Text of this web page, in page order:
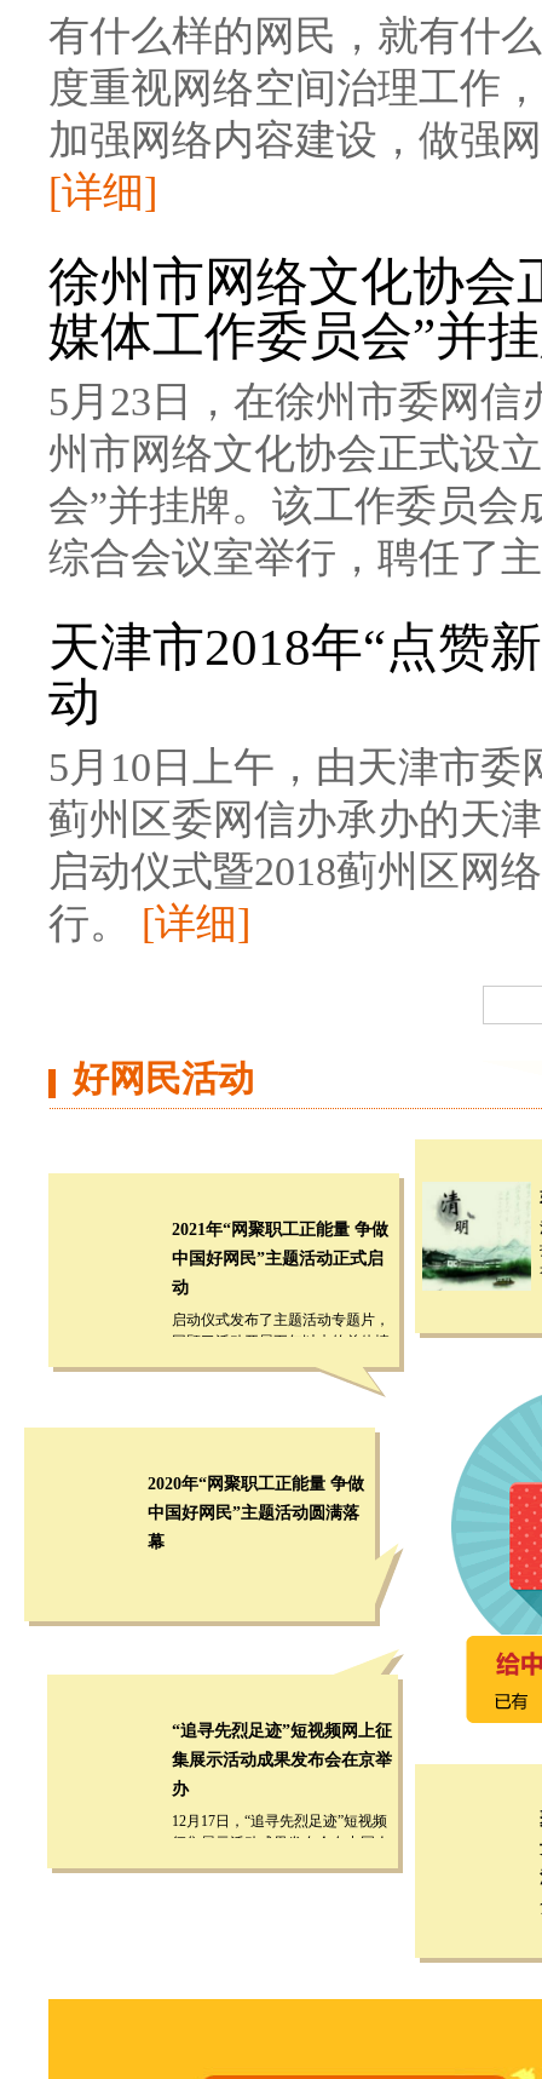
有什么样的网民，就有什
度重视网络空间治理工作
加强网络内容建设，做强
[详细]
徐州市网络文化协会
媒体工作委员会”并
5月23日，在徐州市委网
州市网络文化协会正式设
会”并挂牌。该工作委员会
综合会议室举行，聘任了
天津市2018年“点赞
动
5月10日上午，由天津市
蓟州区委网信办承办的天
启动仪式暨2018蓟州区网
行。 [详细]
好网民活动
2021年“网聚职工正能量 争做
中国好网民”主题活动正式启
动
启动仪式发布了主题活动专题片，
回顾了活动开展五年以来的总体情
况和精彩瞬间。
2020年“网聚职工正能量 争做
中国好网民”主题活动圆满落
幕
“追寻先烈足迹”短视频网上征
集展示活动成果发布会在京举
办
12月17日，“追寻先烈足迹”短视频
征集展示活动成果发布会在中国人
民革命军事博物馆举行。